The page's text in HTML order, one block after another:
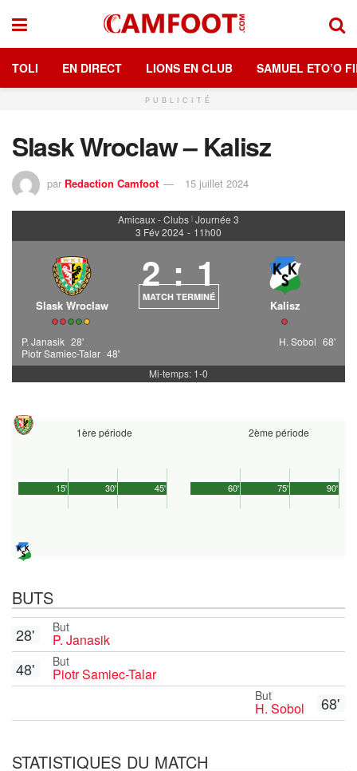
TOLI EN DIRECT LIONS EN CLUB SAMUEL ETO’O
PUBLICITÉ
Slask Wroclaw – Kalisz
par Redaction Camfoot 15 juillet 2024
Amicaux - Clubs | Journée 3
3 Fév 2024 - 11h00
Slask Wroclaw
2 : 1
MATCH TERMINÉ
Kalisz
P. Janasik 28'
Piotr Samiec-Talar 48'
H. Sobol 68'
Mi-temps: 1-0
1ère période
45'
15' 30'
2ème période
90'
60' 75'
BUTS
But
P. Janasik
28'
But
Piotr Samiec-Talar
48'
68'
But
H. Sobol
STATISTIQUES DU MATCH